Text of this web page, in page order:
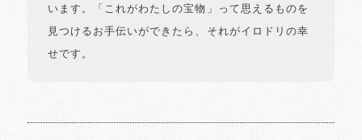
います。「これがわたしの宝物」って思えるものを
見つけるお手伝いができたら、それがイロドリの幸
せです。